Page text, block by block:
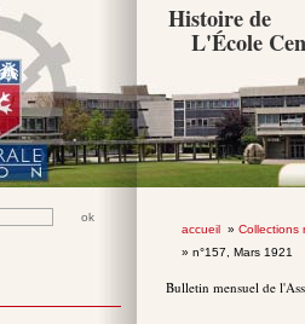
Histoire de
L'École
accueil» Collections
» n°157, Mars 1921
Bulletin mensuel de